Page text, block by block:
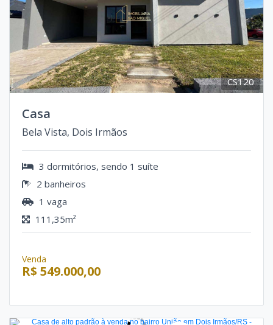
CS120
Casa
Bela Vista, Dois Irmãos
3 dormitórios, sendo 1 suíte
2 banheiros
1 vaga
111,35m²
Venda
R$ 549.000,00